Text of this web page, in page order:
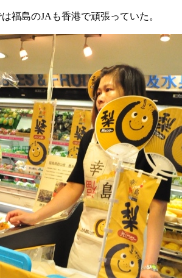
福島のJAも香港で頑張っていた。